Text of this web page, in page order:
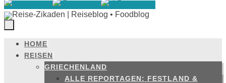
Zum
Inhalt
springen
HOME
REISEN
GRIECHENLAND
ALLE REPORTAGEN: FESTLAND &